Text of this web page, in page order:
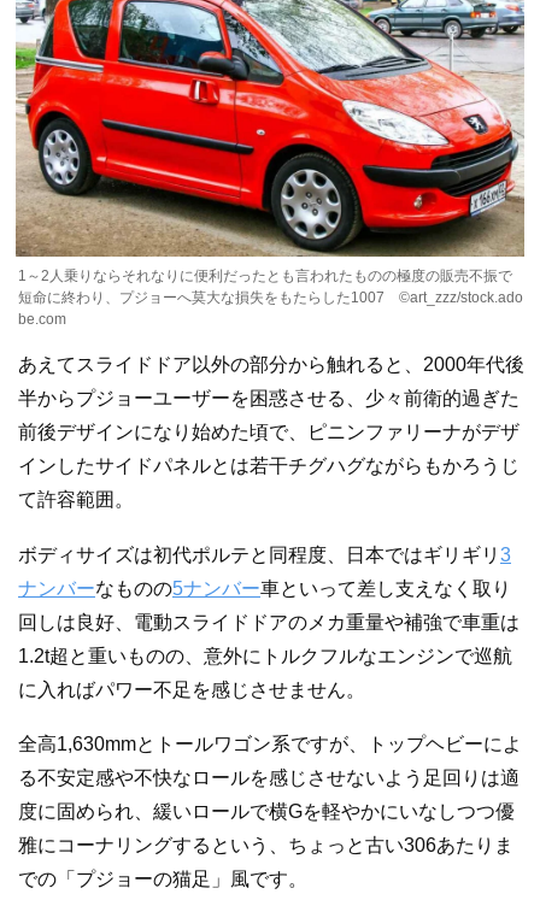
1～2人乗りならそれなりに便利だったとも言われたものの極度の販売不振で
短命に終わり、プジョーへ莫大な損失をもたらした1007 ©art_zzz/stock.ado
be.com
あえてスライドドア以外の部分から触れると、2000年代後
半からプジョーユーザーを困惑させる、少々前衛的過ぎた
前後デザインになり始めた頃で、ピニンファリーナがデザ
インしたサイドパネルとは若干チグハグながらもかろうじ
て許容範囲。
ボディサイズは初代ポルテと同程度、日本ではギリギリ 3
ナンバーなものの5ナンバー車といって差し支えなく取り
回しは良好、電動スライドドアのメカ重量や補強で車重は
1.2t超と重いものの、意外にトルクフルなエンジンで巡航
に入ればパワー不足を感じさせません。
全高1,630mmとトールワゴン系ですが、トップヘビーによ
る不安定感や不快なロールを感じさせないよう足回りは適
度に固められ、緩いロールで横Gを軽やかにいなしつつ優
雅にコーナリングするという、ちょっと古い306あたりま
での「プジョーの猫足」風です。